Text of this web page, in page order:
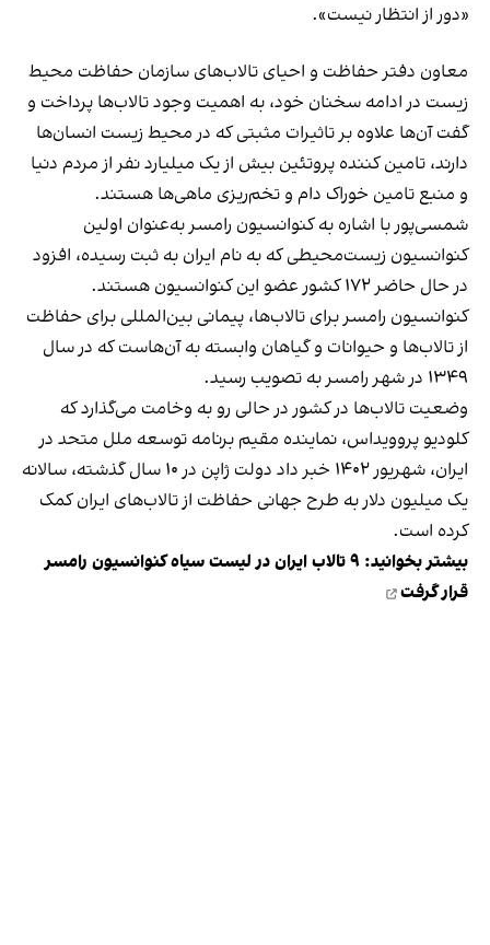
«دور از انتظار نیست».
معاون دفتر حفاظت و احیای تالاب‌های سازمان حفاظت محیط‌
زیست در ادامه سخنان خود، به اهمیت وجود تالاب‌ها پرداخت و
گفت آن‌ها علاوه بر تاثیرات مثبتی که در محیط زیست انسان‌ها
دارند، تامین کننده پروتئین بیش از یک میلیارد نفر از مردم دنیا
و منبع تامین خوراک دام و تخم‌ریزی ماهی‌ها هستند.
شمسی‌پور با اشاره به کنوانسیون رامسر به‌عنوان اولین
کنوانسیون زیست‌محیطی که به نام ایران به ثبت رسیده، افزود
در حال حاضر ۱۷۲ کشور عضو این کنوانسیون هستند.
کنوانسیون رامسر برای تالاب‌ها، پیمانی بین‌المللی برای حفاظت
از تالاب‌ها و حیوانات و گیاهان وابسته به آن‌هاست که در سال
۱۳۴۹ در شهر رامسر به تصویب رسید.
وضعیت تالاب‌ها در کشور در حالی رو به وخامت می‌گذارد که
کلودیو پروویداس، نماینده مقیم برنامه توسعه ملل متحد در
ایران، شهریور ۱۴۰۲ خبر داد دولت ژاپن در ۱۰ سال گذشته، سالانه
یک میلیون دلار به طرح جهانی حفاظت از تالاب‌های ایران کمک
کرده است.
بیشتر بخوانید:
۹ تالاب ایران در لیست سیاه کنوانسیون رامسر
قرار گرفت